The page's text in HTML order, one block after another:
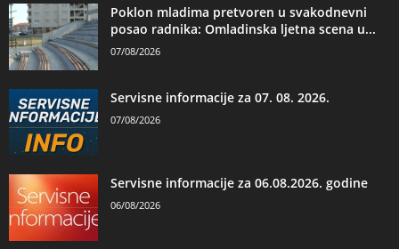
Poklon mladima pretvoren u svakodnevni
posao radnika: Omladinska ljetna scena u...
07/08/2026
Servisne informacije za 07. 08. 2026.
07/08/2026
Servisne informacije za 06.08.2026. godine
06/08/2026